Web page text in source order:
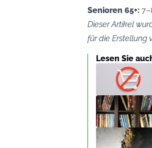
Senioren 65+:
Dieser Artikel
für die Erstellung
Lesen Sie